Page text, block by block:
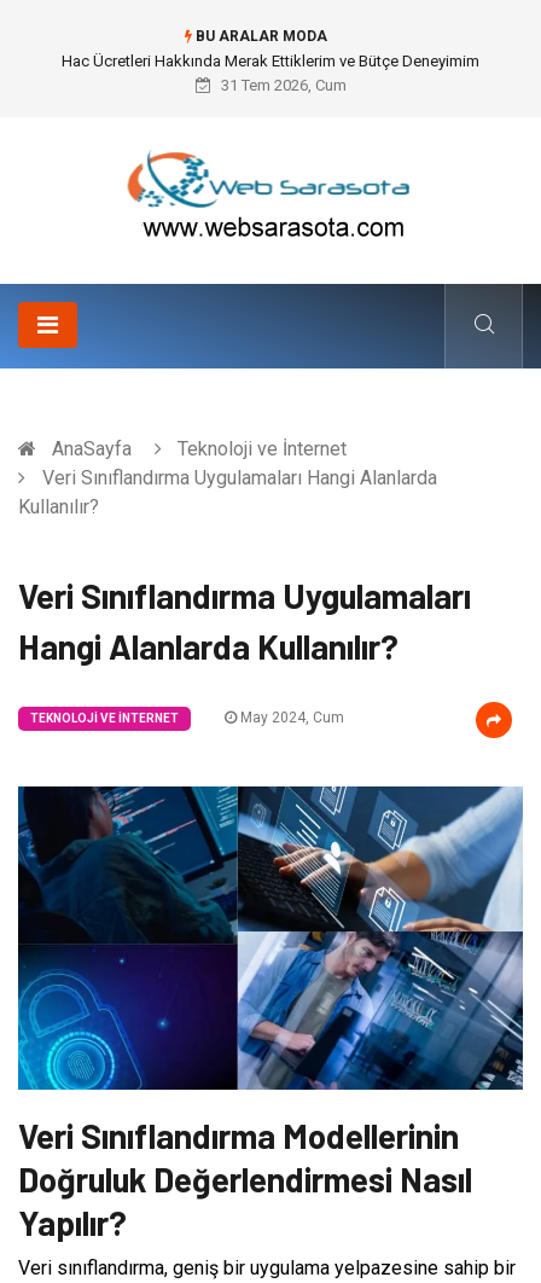
BU ARALAR MODA
Öneri Sistemi ile Kurumsal İnovasyonun Dijitalleşmesi
31 Tem 2026, Cum
AnaSayfa
Teknoloji ve İnternet
Veri Sınıflandırma Uygulamaları Hangi Alanlarda
Kullanılır?
Veri Sınıflandırma Uygulamaları
Hangi Alanlarda Kullanılır?
TEKNOLOJI VE İNTERNET May 2024, Cum
Veri Sınıflandırma Modellerinin
Doğruluk Değerlendirmesi Nasıl
Yapılır?
Veri sınıflandırma, geniş bir uygulama yelpazesine sahip bir